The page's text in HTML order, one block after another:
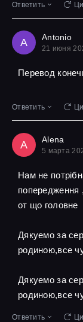
Ответить
A Antonio
21 июня
Перевод
Ответить
A Alena
5 марта
Нам не
от що головне
Дякуемо за
родиною,все
Дякуемо за
родиною,все
Ответить